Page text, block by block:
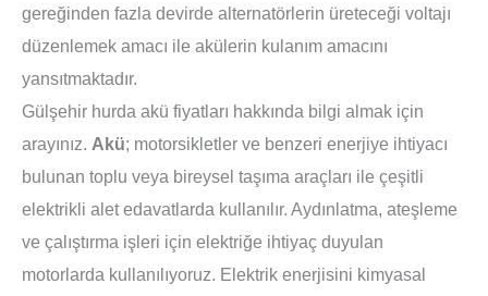
gereğinden fazla devirde alternatörlerin üreteceği voltajı
düzenlemek amacı ile akülerin kulanım amacını
yansıtmaktadır.
Gülşehir hurda akü fiyatları hakkında bilgi almak için
arayınız. Akü; motorsikletler ve benzeri enerjiye ihtiyacı
bulunan toplu veya bireysel taşıma araçları ile çeşitli
elektrikli alet edavatlarda kullanılır. Aydınlatma, ateşleme
ve çalıştırma işleri için elektriğe ihtiyaç duyulan
motorlarda kullanılıyoruz. Elektrik enerjisini kimyasal